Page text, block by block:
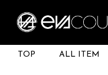
TOP ALL ITEM